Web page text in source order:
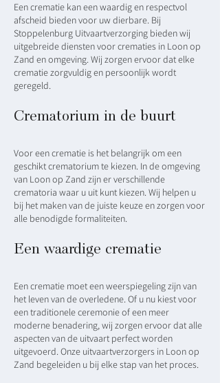
Een crematie kan een waardig en respectvol
afscheid bieden voor uw dierbare. Bij
Stoppelenburg Uitvaartverzorging bieden wij
uitgebreide diensten voor crematies in Loon op
Zand en omgeving. Wij zorgen ervoor dat elke
crematie zorgvuldig en persoonlijk wordt
geregeld.
Crematorium in de buurt
Voor een crematie is het belangrijk om een
geschikt crematorium te kiezen. In de omgeving
van Loon op Zand zijn er verschillende
crematoria waar u uit kunt kiezen. Wij helpen u
bij het maken van de juiste keuze en zorgen voor
alle benodigde formaliteiten.
Een waardige crematie
Een crematie moet een weerspiegeling zijn van
het leven van de overledene. Of u nu kiest voor
een traditionele ceremonie of een meer
moderne benadering, wij zorgen ervoor dat alle
aspecten van de uitvaart perfect worden
uitgevoerd. Onze uitvaartverzorgers in Loon op
Zand begeleiden u bij elke stap van het proces.